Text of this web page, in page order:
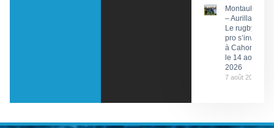
Montauban
– Aurillac :
Le rugby
pro s’invite
à Cahors
le 14 août
2026
7 août 2026